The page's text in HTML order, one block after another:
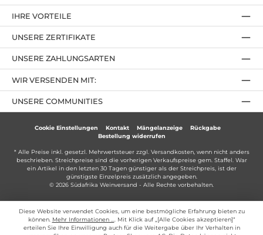
IHRE VORTEILE
UNSERE ZAHLUNGSARTEN
UNSERE ZERTIFIKATE
UNSERE COMMUNITIES
WIR VERSENDEN MIT:
Cookie Einstellungen Kontakt Mängelanzeige
Rückgabe
Bestellung widerrufen
* Alle Preise inkl. gesetzl. Mehrwertsteuer zzgl. Versandkosten, wenn nicht anders
beschrieben. Streichpreise sind die vorherigen Verkaufspreise gem. Staffel. War
ein Artikel in den letzten 30 Tagen günstiger als der Streichpreis, ist der
günstigste Einzelpreis zusätzlich angegeben.
© 2026 Südafrika Weinversand - Alle Rechte vorbehalten.
Diese Website verwendet Cookies, um eine bestmögliche Erfahrung bieten zu
können. Mehr Informationen ...
. Mit Klick auf „[Alle Cookies akzeptieren]“
erteilen Sie Ihre Einwilligung auch für die Weitergabe über Ihr Verhalten in